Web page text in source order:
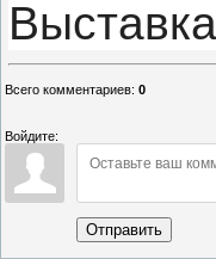
Всего комментариев: 0
Войдите:
Отправить